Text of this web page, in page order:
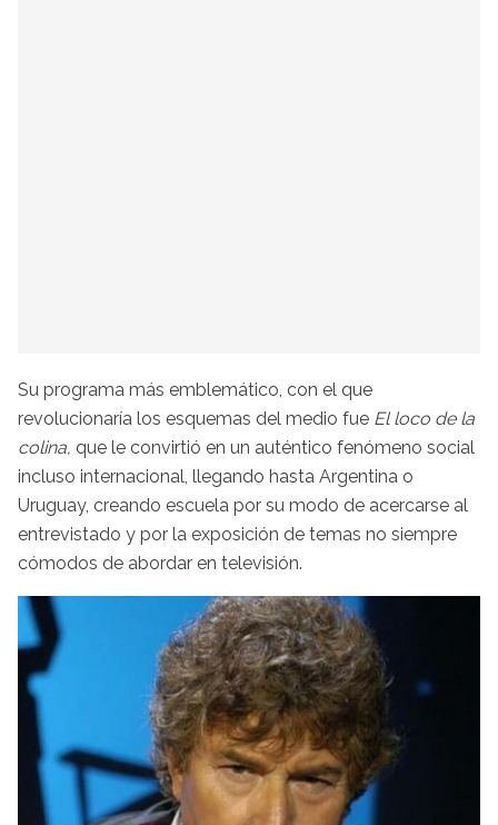
Su programa más emblemático, con el que
revolucionaría los esquemas del medio fue El loco de la
colina, que le convirtió en un auténtico fenómeno social
incluso internacional, llegando hasta Argentina o
Uruguay, creando escuela por su modo de acercarse al
entrevistado y por la exposición de temas no siempre
cómodos de abordar en televisión.